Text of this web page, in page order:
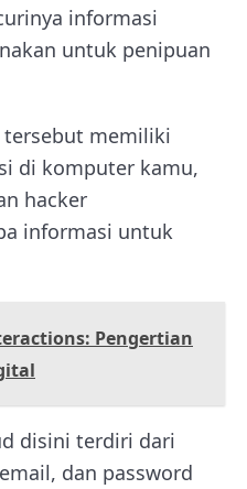
informasi
untuk penipuan
tersebut memiliki
di komputer kamu,
hacker
informasi untuk
Pengertian
disini terdiri dari
dan password